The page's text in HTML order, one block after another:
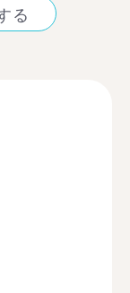
る